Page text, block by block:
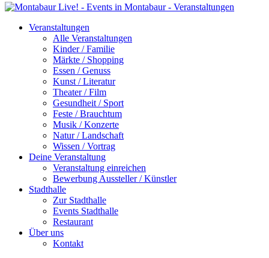
Veranstaltungen
Alle Veranstaltungen
Kinder / Familie
Märkte / Shopping
Essen / Genuss
Kunst / Literatur
Theater / Film
Gesundheit / Sport
Feste / Brauchtum
Musik / Konzerte
Natur / Landschaft
Wissen / Vortrag
Deine Veranstaltung
Veranstaltung einreichen
Bewerbung Aussteller / Künstler
Stadthalle
Zur Stadthalle
Events Stadthalle
Restaurant
Über uns
Kontakt